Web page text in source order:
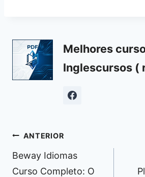
Melhores
Inglescursos (
Navegação
de
Post
ANTERIOR
Beway Idiomas
Curso Completo: O